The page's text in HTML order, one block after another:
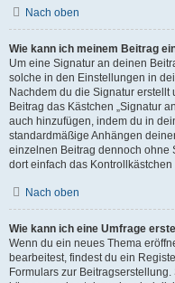
Nach oben
Wie kann ich meinem Beitrag
Um eine Signatur an deinen
solche in den Einstellungen in
Nachdem du die Signatur
Beitrag das Kästchen „Signatur
auch hinzufügen, indem du in
standardmäßige Anhängen
einzelnen Beitrag dennoch ohne
dort einfach das
Nach oben
Wie kann ich eine Umfrage
Wenn du ein neues Thema
bearbeitest, findest du ein
Formulars zur